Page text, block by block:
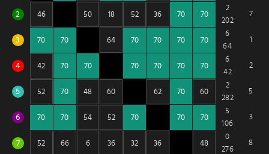
2
2
202
7
3
6
64
1
4
6
42
2
5
2
282
5
6
5
106
3
7
0
276
8